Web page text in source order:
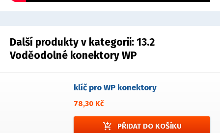
Další produkty v kategorii:13.2
Voděodolné konektory WP
klíč pro WP konektory
78,30 Kč
add_shopping_cart PŘIDAT DO KOŠÍKU